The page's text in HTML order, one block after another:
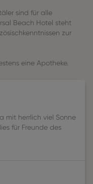
sind für alle
Beach Hotel steht
zur
eine Apotheke.
mit herrlich viel Sonne
für Freunde des